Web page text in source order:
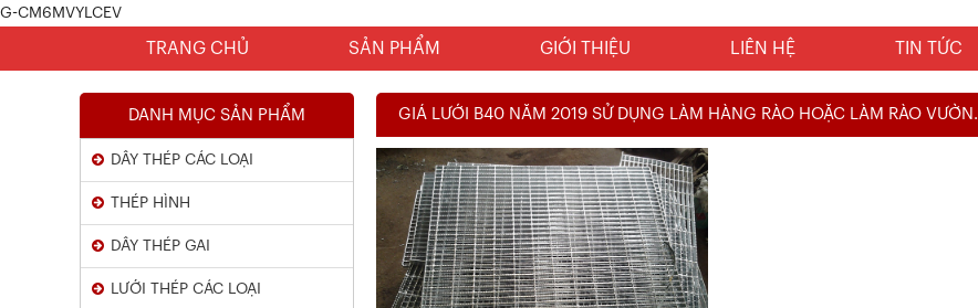
G-CM6MVYLCEV
TRANG CHỦ SẢN PHẨM GIỚI THIỆU LIÊN HỆ TIN TỨC
GIÁ LƯỚI B40 NĂM 2019 SỬ DỤNG LÀM HÀNG RÀO HOẶC LÀM RÀO VƯỜN.
DANH MỤC SẢN PHẨM
DÂY THÉP CÁC LOẠI
THÉP HÌNH
DÂY THÉP GAI
LƯỚI THÉP CÁC LOẠI
Chứng Chỉ Dây Mạ Kẽm Nhúng